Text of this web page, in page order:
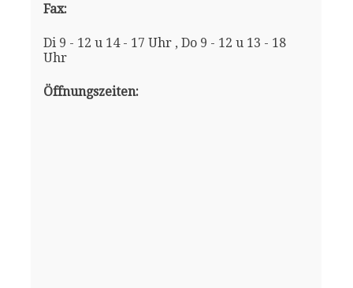
Fax:
Di 9 - 12 u 14 - 17 Uhr , Do 9 - 12 u 13 - 18
Uhr
Öffnungszeiten: